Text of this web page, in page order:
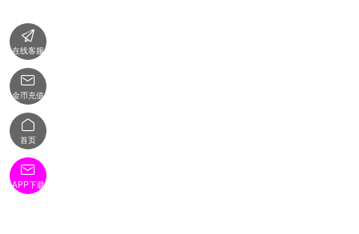

在线客服

金币充值

首页

APP下载